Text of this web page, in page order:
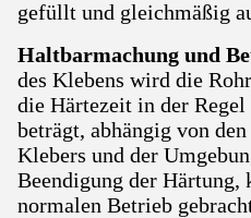
gefüllt und gleichmäßig
Haltbarmachung und
des Klebens wird die
die Härtezeit in der Regel
beträgt, abhängig von
Klebers und der
Beendigung der Härtung,
normalen Betrieb